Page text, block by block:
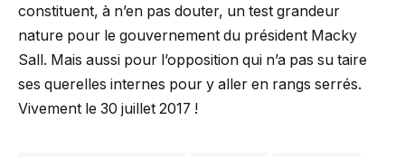
constituent, à n’en pas douter, un test grandeur
nature pour le gouvernement du président Macky
Sall. Mais aussi pour l’opposition qui n’a pas su taire
ses querelles internes pour y aller en rangs serrés.
Vivement le 30 juillet 2017 !